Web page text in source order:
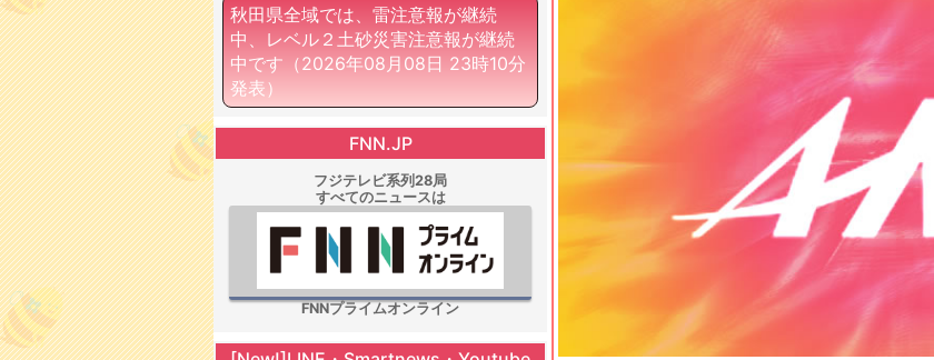
秋田県全域では、雷注意報が継続
中、レベル２土砂災害注意報が継続
中です （2026年08月08日 23時10分
発表）
FNN.JP
フジテレビ系列28局
すべてのニュースは
FNNプライムオンライン